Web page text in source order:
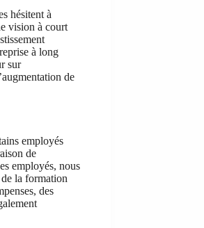
hésitent à
vision à court
à long
sur
de
employés
de
employés, nous
la formation
des